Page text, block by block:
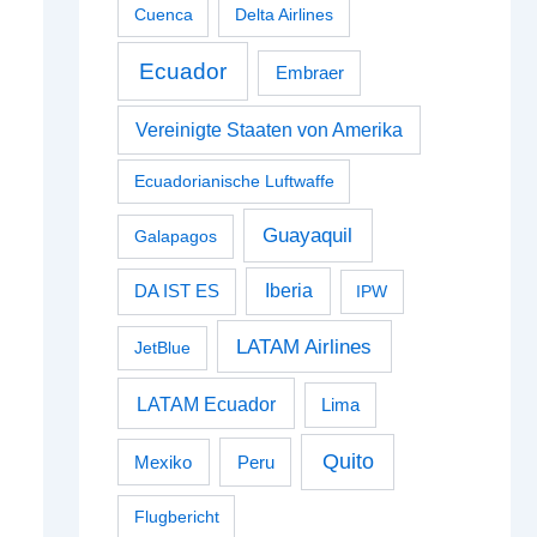
Cuenca Delta Airlines
Ecuador Embraer
Vereinigte Staaten von Amerika
Ecuadorianische Luftwaffe
Galapagos Guayaquil
DA IST ES Iberia IPW
JetBlue LATAM Airlines
LATAM Ecuador Lima
Mexiko Peru Quito
Flugbericht